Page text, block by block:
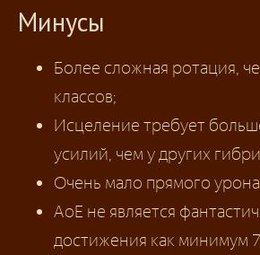
Минусы
Более сложная ротация,
классов;
Исцеление требует
усилий, чем у других
Очень мало прямого
АоЕ не является
достижения как минимум